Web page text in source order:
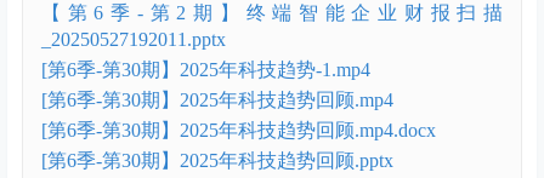
【第6季-第2期】终端智能企业财报扫描
_20250527192011.pptx
[第6季-第30期】2025年科技趋势-1.mp4
[第6季-第30期】2025年科技趋势回顾.mp4
[第6季-第30期】2025年科技趋势回顾.mp4.docx
[第6季-第30期】2025年科技趋势回顾.pptx